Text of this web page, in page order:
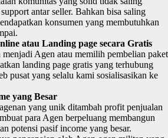
antar seller. Bahkan bisa saling
konsumen yang membutuhkan
atau Landing page secara Gratis
menjadi Agen atau memilih pembelian paket
landing page gratis yang terhubung
pusat yang selalu kami sosialisasikan ke
yang Besar
yang unik ditambah profit penjualan
para Agen berpeluang membangun
potensi pasif income yang besar.